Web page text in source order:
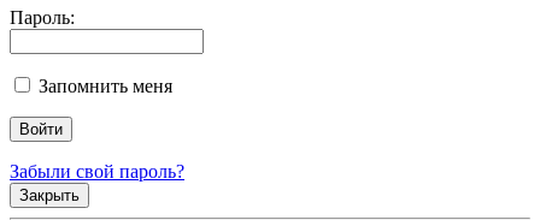
Пароль:
Запомнить меня
Забыли свой пароль?
Закрыть